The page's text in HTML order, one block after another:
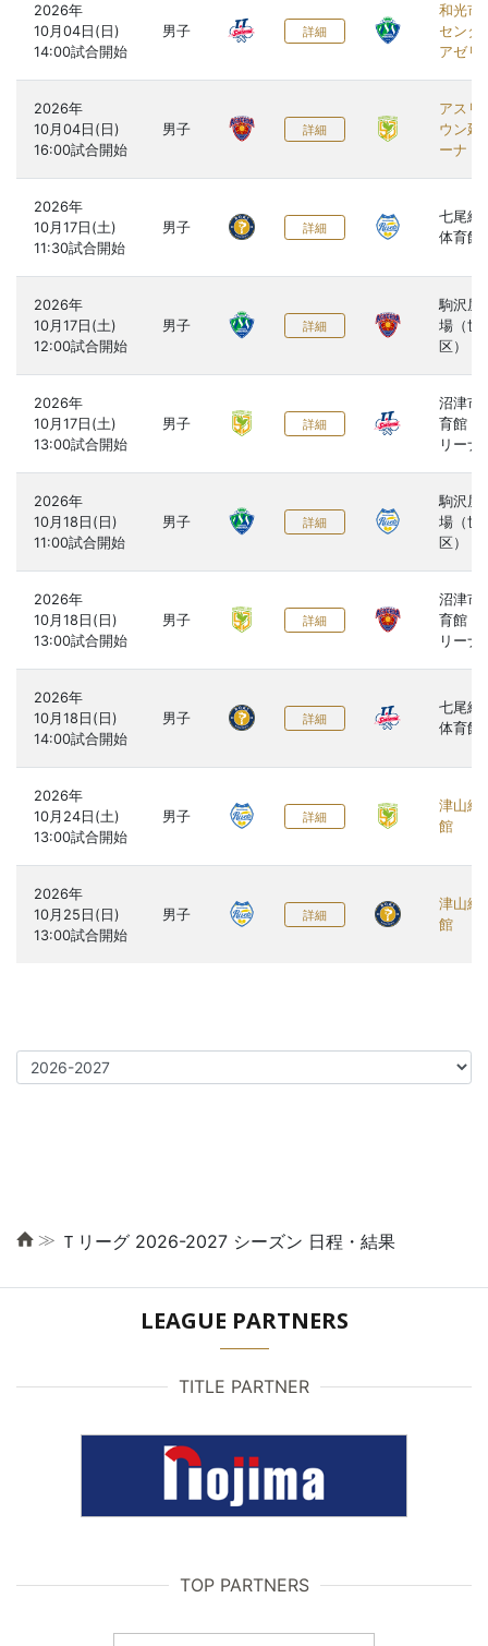
2026年
10月04日(日)
男子 詳細
和光市
センタ
アゼリ
2026年
10月04日(日)
男子 詳細
アスリ
ウン延
ーナ
2026年
10月17日(土)
男子 詳細
七尾総
体育館
2026年
10月17日(土)
男子 詳細
駒沢屋
場（世
区）
2026年
10月17日(土)
男子 詳細
沼津市
育館（
リーナ
2026年
10月18日(日)
男子 詳細
駒沢屋
場（世
区）
2026年
10月18日(日)
男子 詳細
沼津市
育館（
リーナ
2026年
10月18日(日)
男子 詳細
七尾総
体育館
2026年
10月24日(土)
男子 詳細
津山総
館
2026年
10月25日(日)
男子 詳細
津山総
館
≫ Ｔリーグ 2026-2027 シーズン 日程・結果
LEAGUE PARTNERS
TITLE PARTNER
TOP PARTNERS